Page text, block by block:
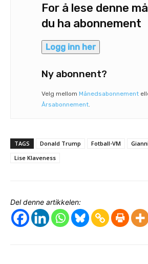
For å lese denne må
du ha abonnement
Logg inn her
Ny abonnent?
Velg mellom Månedsabonnement
Årsabonnement
TAGS Donald Trump Fotball-VM
Lise Klaveness
Del denne artikkelen: